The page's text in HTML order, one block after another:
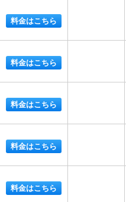
料金はこちら
料金はこちら
料金はこちら
料金はこちら
料金はこちら